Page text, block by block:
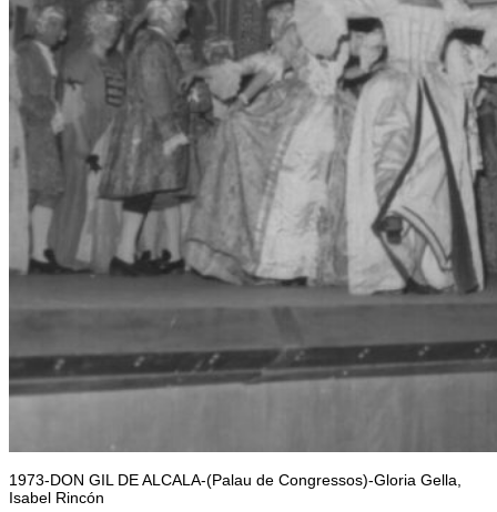
1973-DON GIL DE ALCALA-(Palau de Congressos)-Gloria Gella,
Isabel Rincón